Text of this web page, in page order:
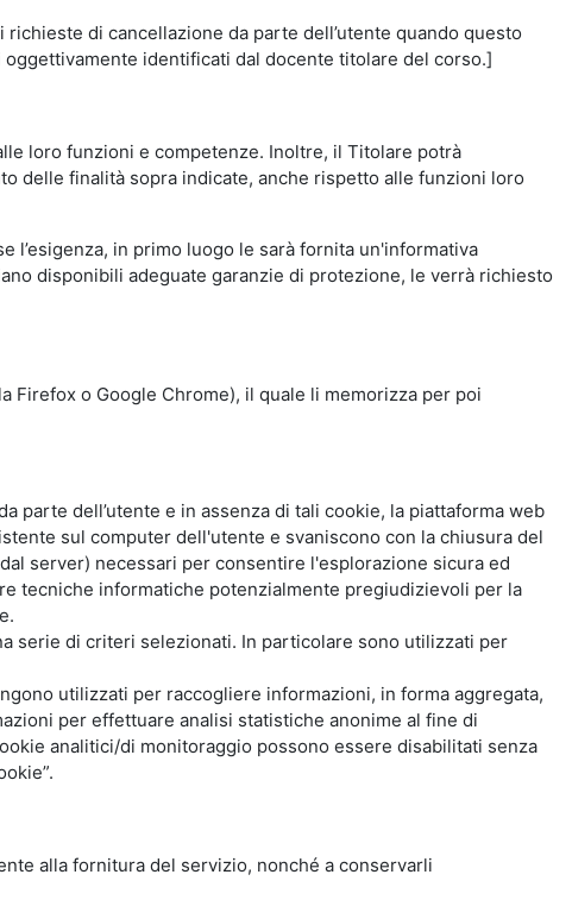
di cancellazione da parte dell’utente quando questo
identificati dal docente titolare del corso.]
loro funzioni e competenze. Inoltre, il Titolare potrà
delle finalità sopra indicate, anche rispetto alle funzioni loro
l’esigenza, in primo luogo le sarà fornita un'informativa
disponibili adeguate garanzie di protezione, le verrà richiesto
o Google Chrome), il quale li memorizza per poi
dell’utente e in assenza di tali cookie, la piattaforma web
sul computer dell'utente e svaniscono con la chiusura del
server) necessari per consentire l'esplorazione sicura ed
tecniche informatiche potenzialmente pregiudizievoli per la
serie di criteri selezionati. In particolare sono utilizzati per
utilizzati per raccogliere informazioni, in forma aggregata,
per effettuare analisi statistiche anonime al fine di
analitici/di monitoraggio possono essere disabilitati senza
alla fornitura del servizio, nonché a conservarli